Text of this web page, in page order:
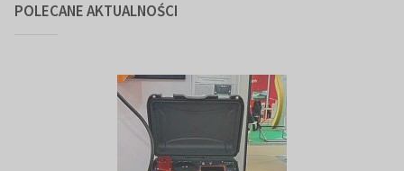
POLECANE AKTUALNOŚCI